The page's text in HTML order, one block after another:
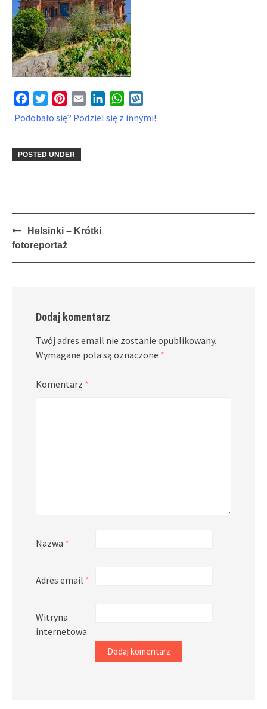
FacebookTwitterPinterest
Email LinkedInWhatsApp
Podobało się? Podziel się z innymi!
POSTED UNDER
Post
navigation
Helsinki – Krótki
fotoreportaż
Dodaj komentarz
Twój adres email nie zostanie opublikowany.
Wymagane pola są oznaczone *
Komentarz *
Nazwa *
Adres email *
Witryna
internetowa